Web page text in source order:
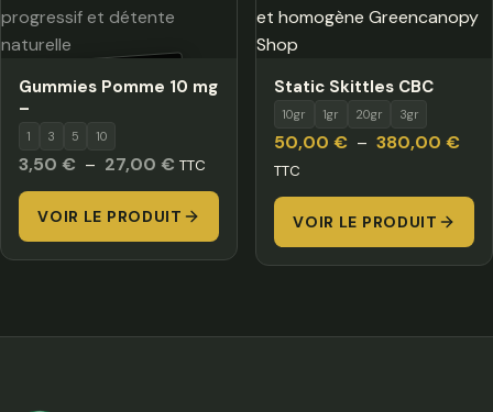
HORS STOCK
Gummies Pomme 10 mg
–
1 3 5 10
3,50 € – 27,00 € Plage
de
prix :
3,50 €
TTC
VOIR LE PRODUIT
Static Skittles CBC
10gr 1gr 20gr 3gr
50,00 € – 380,00 €
prix
à
TTC
VOIR LE PRODUIT